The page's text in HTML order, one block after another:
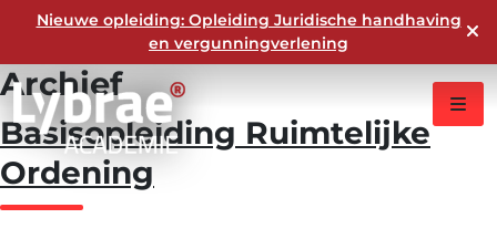
Nieuwe opleiding: Opleiding Juridische handhaving
en vergunningverlening
Archief
Basisopleiding Ruimtelijke
Ordening